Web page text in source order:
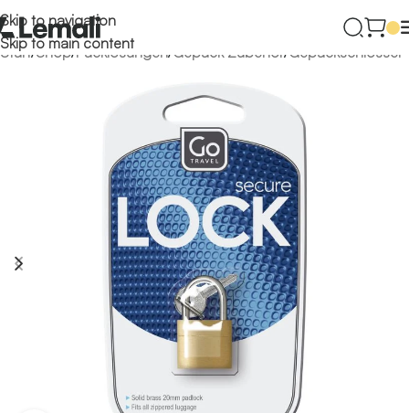
Skip to navigation
Skip to main content
Start/Shop/Packlösungen/ Gepäck Zubehör/ Gepäckschlösser